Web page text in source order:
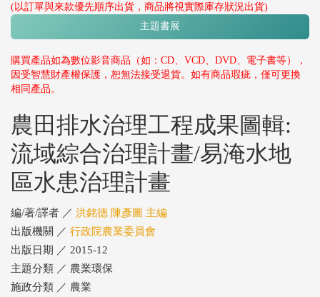
(以訂單與來款優先順序出貨，商品將視實際庫存狀況出貨)
主題書展
購買產品如為數位影音商品（如：CD、VCD、DVD、電子書等），
因受智慧財產權保護，恕無法接受退貨。如有商品瑕疵，僅可更換
相同產品。
農田排水治理工程成果圖輯:
流域綜合治理計畫/易淹水地
區水患治理計畫
編/著/譯者 ／ 洪銘德 陳彥圖 主編
出版機關 ／ 行政院農業委員會
出版日期 ／ 2015-12
主題分類 ／ 農業環保
施政分類 ／ 農業